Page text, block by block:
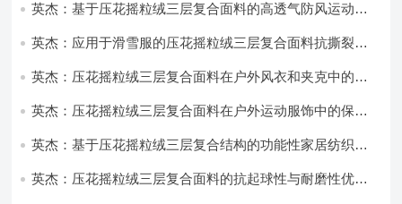
英杰：基于压花摇粒绒三层复合面料的高透气防风运动服
英杰：应用于滑雪服的压花摇粒绒三层复合面料抗撕裂与
英杰：压花摇粒绒三层复合面料在户外风衣和夹克中的应
英杰：压花摇粒绒三层复合面料在户外运动服饰中的保暖
英杰：基于压花摇粒绒三层复合结构的功能性家居纺织品
英杰：压花摇粒绒三层复合面料的抗起球性与耐磨性优化